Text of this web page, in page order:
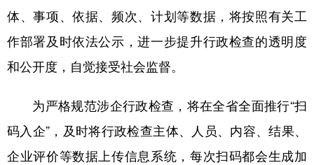
体、事项、依据、频次、计划等数据，将按照有关工
作部署及时依法公示，进一步提升行政检查的透明度
和公开度，自觉接受社会监督。
为严格规范涉企行政检查，将在全省全面推行“扫
码入企”，及时将行政检查主体、人员、内容、结果、
企业评价等数据上传信息系统，每次扫码都会生成加